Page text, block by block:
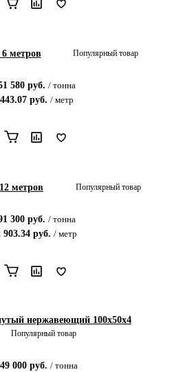
метров Популярный товар
580руб. / тонна
443.07руб. / метр
метров Популярный товар
300руб. / тонна
903.34 руб. / метр
нержавеющий 100х50х4
Популярный товар
000 руб. / тонна